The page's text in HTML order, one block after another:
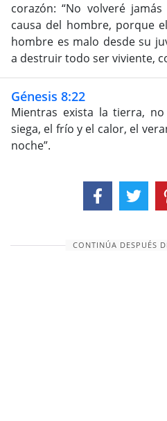
corazón: “No volveré
causa del hombre, porque
hombre es malo desde su
a destruir todo ser viviente,
Génesis 8:22
Mientras exista la tierra,
siega, el frío y el calor, el
noche”.
CONTINÚA DESPUÉS